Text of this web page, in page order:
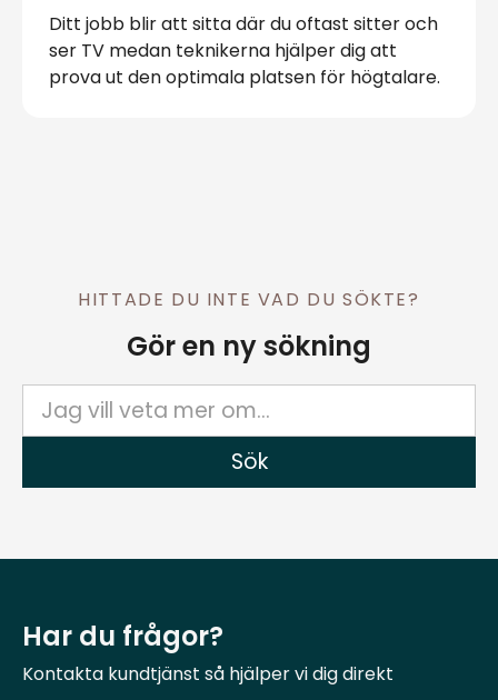
Ditt jobb blir att sitta där du oftast sitter och
ser TV medan teknikerna hjälper dig att
prova ut den optimala platsen för högtalare.
HITTADE DU INTE VAD DU SÖKTE?
Gör en ny sökning
Har du frågor?
Kontakta kundtjänst så hjälper vi dig direkt